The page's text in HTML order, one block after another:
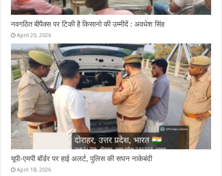
नवगठित बीपैक्स पर टिकी है किसानो की उम्मीदें : अवधेश सिंह
April 20, 2026
यूपी-एमपी बॉर्डर पर हाई अलर्ट, पुलिस की सघन नाकेबंदी
April 18, 2026